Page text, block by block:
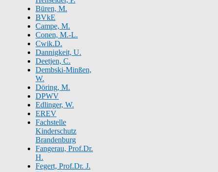
Büren, M.
BVkE
Campe, M.
Conen, M.-L.
Cwik.D.
Dannigkeit, U.
Deetjen, C.
Dembski-Minßen,
W.
Döring, M.
DPWV
Edlinger, W.
EREV
Fachstelle
Kinderschutz
Brandenburg
Fangerau, Prof.Dr.
H.
Fegert, Prof.Dr. J.